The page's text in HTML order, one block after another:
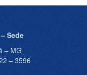
Sede
– MG
– 3596